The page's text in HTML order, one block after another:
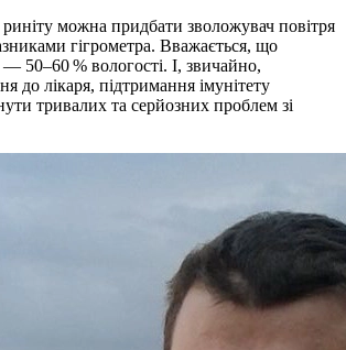
можна придбати зволожувач повітря
гігрометра. Вважається, що
50–60 % вологості. І, звичайно,
до лікаря, підтримання імунітету
тривалих та серйозних проблем зі